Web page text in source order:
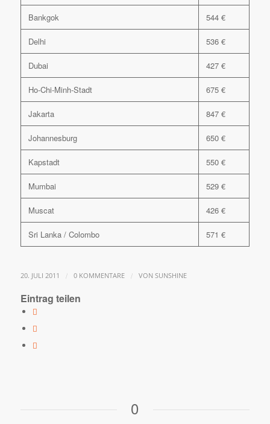
Bankgok 544 €
Delhi 536 €
Dubai 427 €
Ho-Chi-Minh-Stadt 675 €
Jakarta 847 €
Johannesburg 650 €
Kapstadt 550 €
Mumbai 529 €
Muscat 426 €
Sri Lanka / Colombo 571 €
20. JULI 2011 / 0 KOMMENTARE / VON SUNSHINE
Eintrag teilen
0